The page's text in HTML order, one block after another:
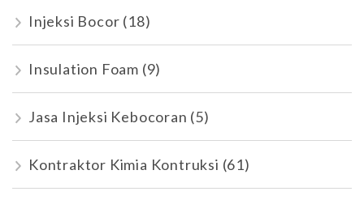
Injeksi Bocor (18)
Insulation Foam (9)
Jasa Injeksi Kebocoran (5)
Kontraktor Kimia Kontruksi (61)